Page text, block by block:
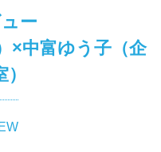
ー
×中富ゆう子（企